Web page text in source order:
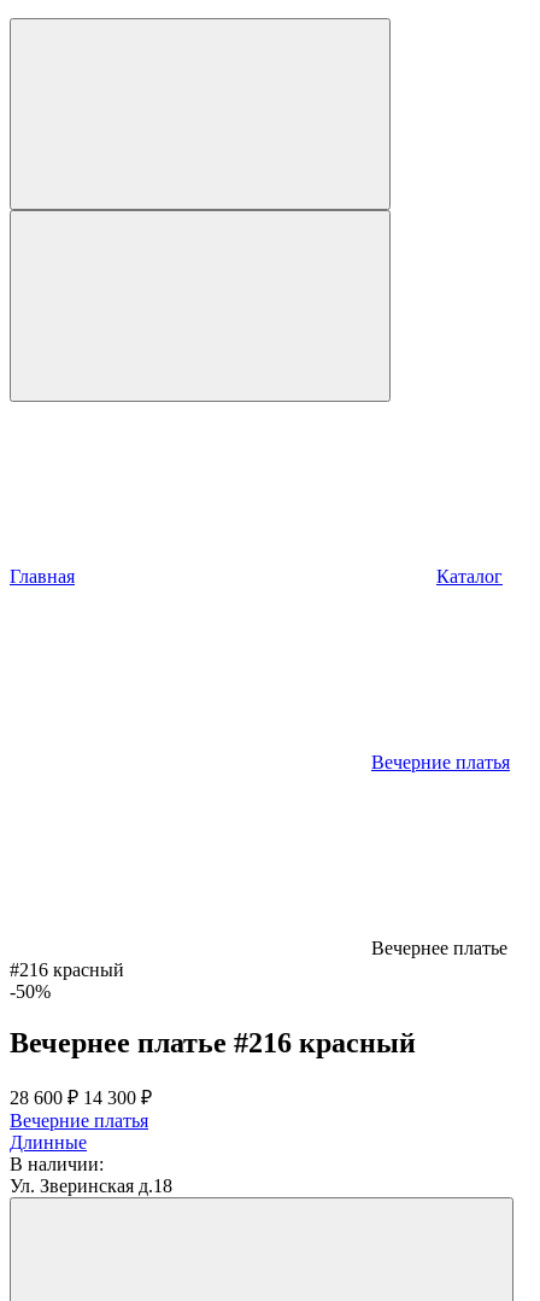
Главная Каталог
Вечерние платья
Вечернее платье
#216 красный
-50%
Вечернее платье #216 красный
28 600 ₽ 14 300 ₽
Вечерние платья
Длинные
В наличии:
Ул. Зверинская д.18